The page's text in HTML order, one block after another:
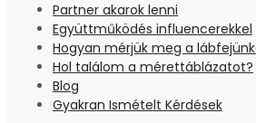
Partner akarok lenni
Együttműködés influencerekkel
Hogyan mérjük meg a
Hol találom a mérettáblázatot?
Blog
Gyakran Ismételt Kérdések